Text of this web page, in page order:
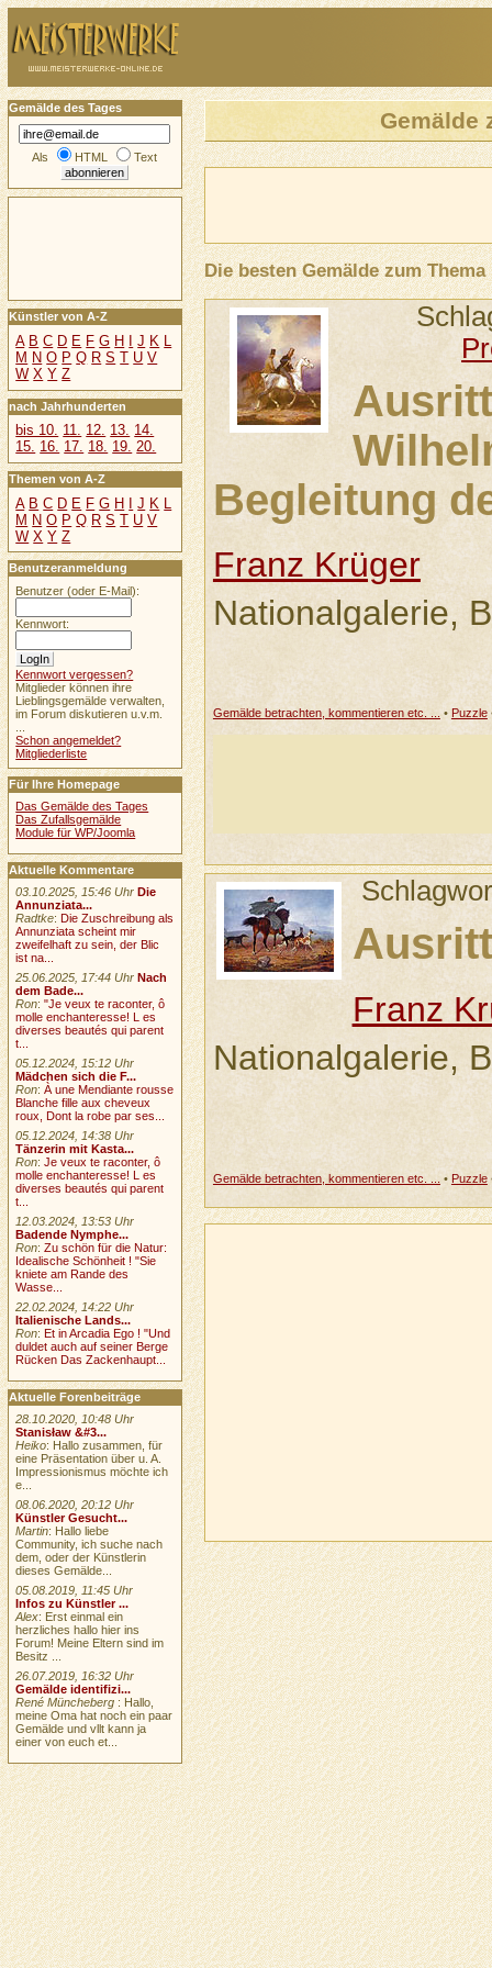
Gemälde
Die besten Gemälde zum Thema
Begleitung
Franz Krüger
Nationalgalerie,
Gemälde betrachten, kommentieren etc. ... • Puzzle
Franz
Nationalgalerie,
Gemälde betrachten, kommentieren etc. ... • Puzzle
Gemälde des Tages
Als HTML Text
Künstler von A-Z
A B C D E F G H J K L
M N O P Q R S T U V
W X Y Z
nach Jahrhunderten
bis 10. 11. 12. 13. 14.
15. 16. 17. 18. 19. 20.
Themen von A-Z
A B C D E F G H I J K L
M N O P Q R S T U V
W X Y Z
Benutzeranmeldung
Benutzer (oder E-Mail):
Kennwort:
Kennwort vergessen?
Mitglieder können ihre
Lieblingsgemälde verwalten,
im Forum diskutieren u.v.m.
Schon angemeldet?
Mitgliederliste
Für Ihre Homepage
Das Gemälde des Tages
Das Zufallsgemälde
Module für WP/Joomla
Aktuelle Kommentare
03.10.2025, 15:46 Uhr Die
Annunziata...
Radtke: Die Zuschreibung als
Annunziata scheint mir
zweifelhaft zu sein, der Blic
ist na...
25.06.2025, 17:44 Uhr Nach
dem Bade...
Ron:"Je veux te raconter, ô
molle enchanteresse! L es
diverses beautés qui parent
t...
05.12.2024, 15:12 Uhr
Mädchen sich die F...
Ron:À une Mendiante rousse
Blanche fille aux cheveux
roux, Dont la robe par ses...
05.12.2024, 14:38 Uhr
Tänzerin mit Kasta...
Ron:Je veux te raconter, ô
molle enchanteresse! L es
diverses beautés qui parent
t...
12.03.2024, 13:53 Uhr
Badende Nymphe...
Ron:Zu schön für die Natur:
Idealische Schönheit ! "Sie
kniete am Rande des
Wasse...
22.02.2024, 14:22 Uhr
Italienische Lands...
Ron:Et in Arcadia Ego ! "Und
duldet auch auf seiner Berge
Rücken Das Zackenhaupt...
Aktuelle Forenbeiträge
28.10.2020, 10:48 Uhr
Stanisław &#3...
Heiko: Hallo zusammen, für
eine Präsentation über u. A.
Impressionismus möchte ich
e...
08.06.2020, 20:12 Uhr
Künstler Gesucht...
Martin: Hallo liebe
Community, ich suche nach
dem, oder der Künstlerin
dieses Gemälde...
05.08.2019, 11:45 Uhr
Infos zu Künstler ...
Alex: Erst einmal ein
herzliches hallo hier ins
Forum! Meine Eltern sind im
Besitz ...
26.07.2019, 16:32 Uhr
Gemälde identifizi...
René Müncheberg : Hallo,
meine Oma hat noch ein paar
Gemälde und vllt kann ja
einer von euch et...